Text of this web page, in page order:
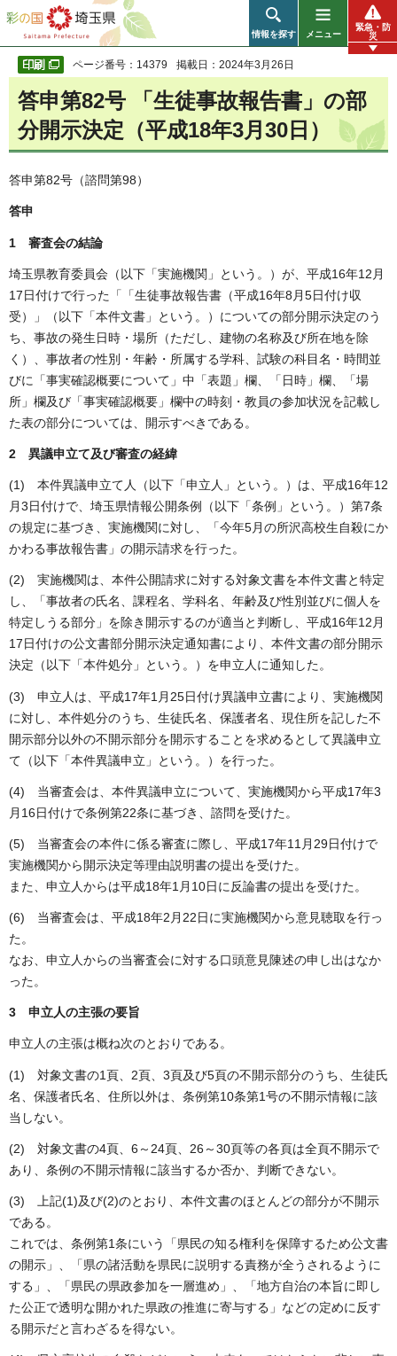
彩の国 埼玉県
情報を探す メニュー
緊急・防
災
ページ番号：14379 掲載日：2024年3月26日
答申第82号 「生徒事故報告書」の部
分開示決定（平成18年3月30日）
答申第82号（諮問第98）
答申
1 審査会の結論
埼玉県教育委員会（以下「実施機関」という。）が、平成16年12月
17日付けで行った「「生徒事故報告書（平成16年8月5日付け収
受）」（以下「本件文書」という。）についての部分開示決定のう
ち、事故の発生日時・場所（ただし、建物の名称及び所在地を除
く）、事故者の性別・年齢・所属する学科、試験の科目名・時間並
びに「事実確認概要について」中「表題」欄、「日時」欄、「場
所」欄及び「事実確認概要」欄中の時刻・教員の参加状況を記載し
た表の部分については、開示すべきである。
2 異議申立て及び審査の経緯
(1) 本件異議申立て人（以下「申立人」という。）は、平成16年12
月3日付けで、埼玉県情報公開条例（以下「条例」という。）第7条
の規定に基づき、実施機関に対し、「今年5月の所沢高校生自殺にか
かわる事故報告書」の開示請求を行った。
(2) 実施機関は、本件公開請求に対する対象文書を本件文書と特定
し、「事故者の氏名、課程名、学科名、年齢及び性別並びに個人を
特定しうる部分」を除き開示するのが適当と判断し、平成16年12月
17日付けの公文書部分開示決定通知書により、本件文書の部分開示
決定（以下「本件処分」という。）を申立人に通知した。
(3) 申立人は、平成17年1月25日付け異議申立書により、実施機関
に対し、本件処分のうち、生徒氏名、保護者名、現住所を記した不
開示部分以外の不開示部分を開示することを求めるとして異議申立
て（以下「本件異議申立」という。）を行った。
(4) 当審査会は、本件異議申立について、実施機関から平成17年3
月16日付けで条例第22条に基づき、諮問を受けた。
(5) 当審査会の本件に係る審査に際し、平成17年11月29日付けで
実施機関から開示決定等理由説明書の提出を受けた。
また、申立人からは平成18年1月10日に反論書の提出を受けた。
(6) 当審査会は、平成18年2月22日に実施機関から意見聴取を行っ
た。
なお、申立人からの当審査会に対する口頭意見陳述の申し出はなか
った。
3 申立人の主張の要旨
申立人の主張は概ね次のとおりである。
(1) 対象文書の1頁、2頁、3頁及び5頁の不開示部分のうち、生徒氏
名、保護者氏名、住所以外は、条例第10条第1号の不開示情報に該
当しない。
(2) 対象文書の4頁、6～24頁、26～30頁等の各頁は全頁不開示で
あり、条例の不開示情報に該当するか否か、判断できない。
(3) 上記(1)及び(2)のとおり、本件文書のほとんどの部分が不開示
である。
これでは、条例第1条にいう「県民の知る権利を保障するため公文書
の開示」、「県の諸活動を県民に説明する責務が全うされるように
する」、「県民の県政参加を一層進め」、「地方自治の本旨に即し
た公正で透明な開かれた県政の推進に寄与する」などの定めに反す
る開示だと言わざるを得ない。